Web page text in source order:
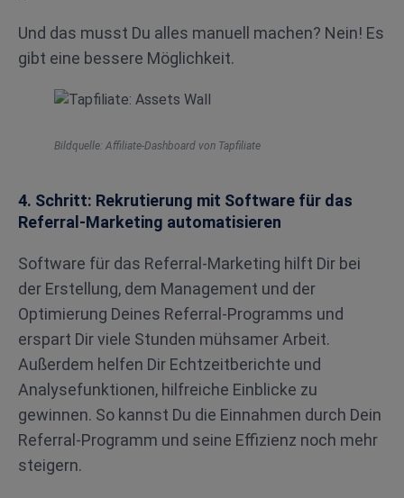
Und das musst Du alles manuell machen? Nein! Es
gibt eine bessere Möglichkeit.
Bildquelle: Affiliate-Dashboard von Tapfiliate
4. Schritt: Rekrutierung mit Software für das
Referral-Marketing automatisieren
Software für das Referral-Marketing hilft Dir bei
der Erstellung, dem Management und der
Optimierung Deines Referral-Programms und
erspart Dir viele Stunden mühsamer Arbeit.
Außerdem helfen Dir Echtzeitberichte und
Analysefunktionen, hilfreiche Einblicke zu
gewinnen. So kannst Du die Einnahmen durch Dein
Referral-Programm und seine Effizienz noch mehr
steigern.